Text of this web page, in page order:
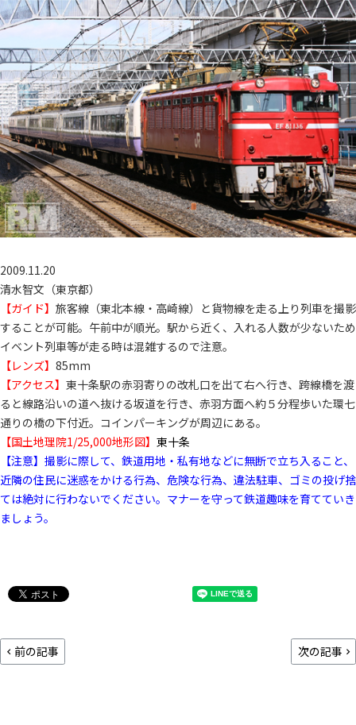
2009.11.20
清水智文（東京都）
【ガイド】 旅客線（東北本線・高崎線）と貨物線を走る上り列車を撮影
することが可能。午前中が順光。駅から近く、入れる人数が少ないため
イベント列車等が走る時は混雑するので注意。
【レンズ】 85mm
【アクセス】 東十条駅の赤羽寄りの改札口を出て右へ行き、跨線橋を渡
ると線路沿いの道へ抜ける坂道を行き、赤羽方面へ約５分程歩いた環七
通りの橋の下付近。コインパーキングが周辺にある。
【国土地理院1/25,000地形図】 東十条
【注意】撮影に際して、鉄道用地・私有地などに無断で立ち入ること、
近隣の住民に迷惑をかける行為、危険な行為、違法駐車、ゴミの投げ捨
ては絶対に行わないでください。マナーを守って鉄道趣味を育てていき
ましょう。
前の記事 次の記事